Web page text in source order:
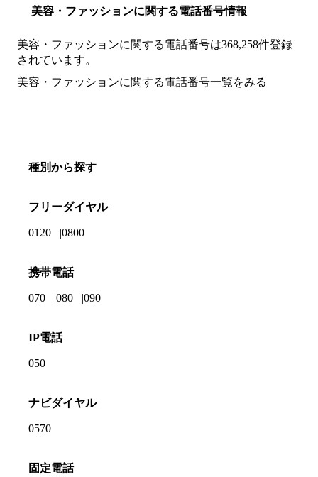
美容・ファッションに関する電話番号情報
美容・ファッションに関する電話番号は368,258件登録
されています。
美容・ファッションに関する電話番号一覧をみる
種別から探す
フリーダイヤル
0120 0800
携帯電話
070 080 090
IP電話
050
ナビダイヤル
0570
固定電話